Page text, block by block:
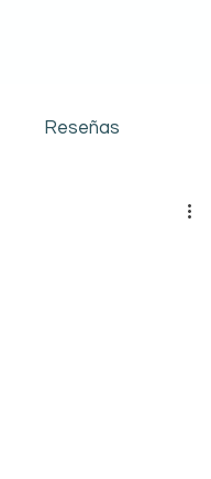
Reseñas